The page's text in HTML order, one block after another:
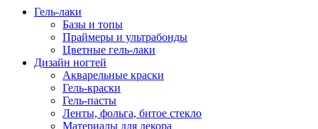
Гель-лаки
Базы и топы
Праймеры и ультрабонды
Цветные гель-лаки
Дизайн ногтей
Акварельные краски
Гель-краски
Гель-пасты
Ленты, фольга, битое стекло
Материалы для декора